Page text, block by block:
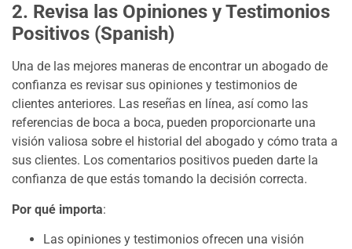
2. Revisa las Opiniones y Testimonios
Positivos (Spanish)
Una de las mejores maneras de encontrar un abogado de
confianza es revisar sus opiniones y testimonios de
clientes anteriores. Las reseñas en línea, así como las
referencias de boca a boca, pueden proporcionarte una
visión valiosa sobre el historial del abogado y cómo trata a
sus clientes. Los comentarios positivos pueden darte la
confianza de que estás tomando la decisión correcta.
Por qué importa:
Las opiniones y testimonios ofrecen una visión